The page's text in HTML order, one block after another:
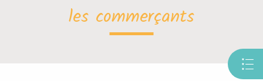
les commerçants